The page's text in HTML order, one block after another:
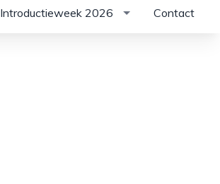
Introductieweek 2026 Contact